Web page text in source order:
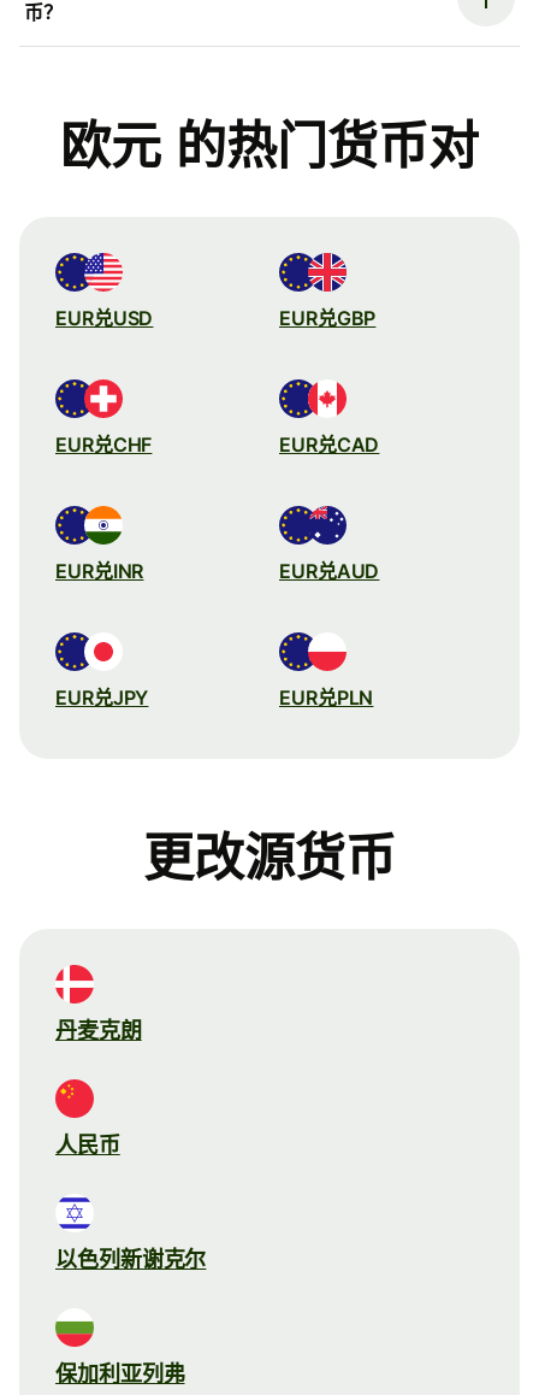
币？
欧元 的热门货币对
EUR兑USD EUR兑GBP
EUR兑CHF EUR兑CAD
EUR兑INR EUR兑AUD
EUR兑JPY EUR兑PLN
更改源货币
丹麦克朗
人民币
以色列新谢克尔
保加利亚列弗